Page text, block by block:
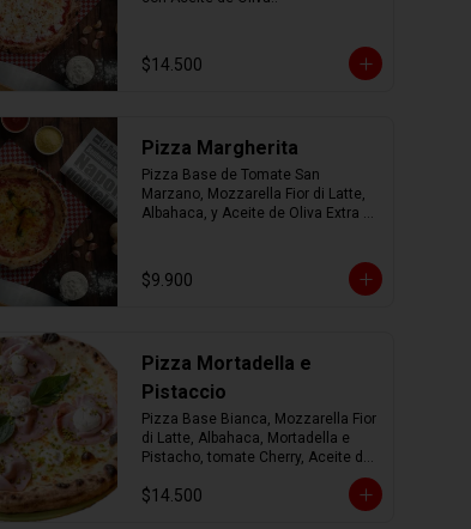
$14.500
Pizza Margherita
Pizza Base de Tomate San
Marzano, Mozzarella Fior di Latte,
Albahaca, y Aceite de Oliva Extra
$9.900
Pizza Mortadella e
Pistaccio
Pizza Base Bianca, Mozzarella Fior
di Latte, Albahaca, Mortadella e
Pistacho, tomate Cherry, Aceite de
$14.500